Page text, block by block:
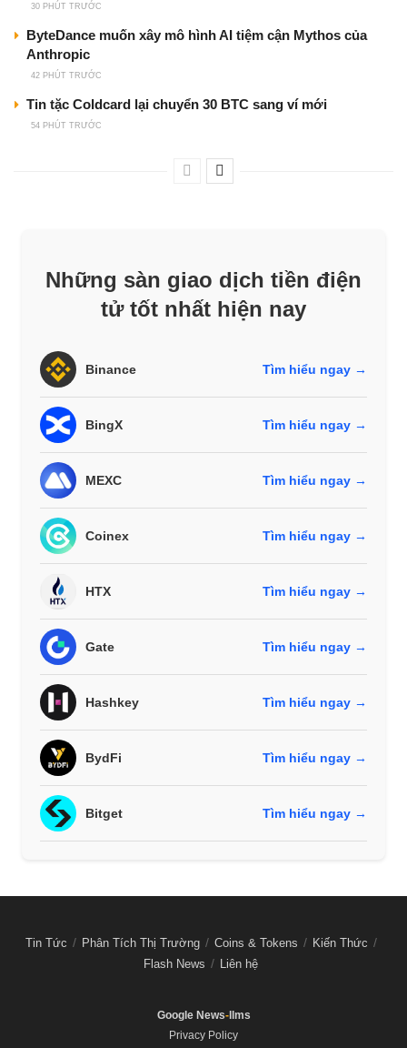
30 PHÚT TRƯỚC
ByteDance muốn xây mô hình AI tiệm cận Mythos của
Anthropic
42 PHÚT TRƯỚC
Tin tặc Coldcard lại chuyển 30 BTC sang ví mới
54 PHÚT TRƯỚC
Những sàn giao dịch tiền điện
tử tốt nhất hiện nay
Binance Tìm hiểu ngay →
BingX Tìm hiểu ngay →
MEXC Tìm hiểu ngay →
Coinex Tìm hiểu ngay →
HTX Tìm hiểu ngay →
Gate Tìm hiểu ngay →
Hashkey Tìm hiểu ngay →
BydFi Tìm hiểu ngay →
Bitget Tìm hiểu ngay →
Tin Tức Phân Tích Thị Trường Coins & Tokens
Kiến Thức
Flash News
Liên hệ
Google News-llms
Privacy Policy